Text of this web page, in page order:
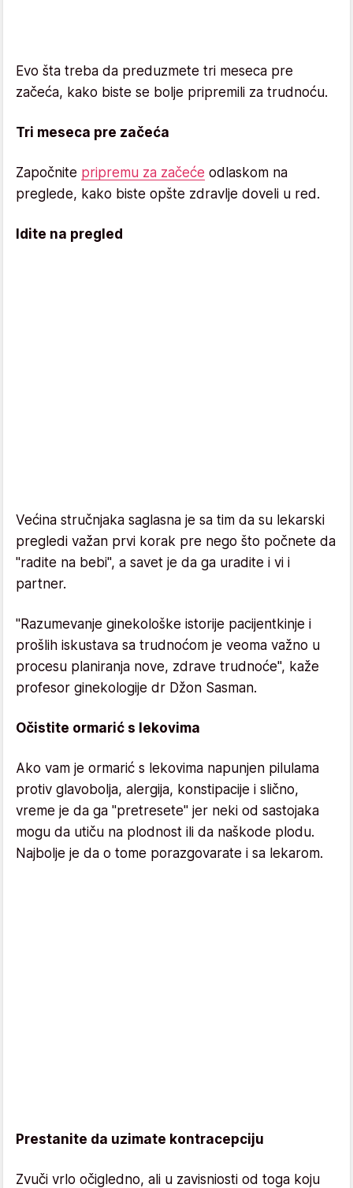
Evo šta treba da preduzmete tri meseca pre
začeća, kako biste se bolje pripremili za trudnoću.
Tri meseca pre začeća
Započnite pripremu za začeće odlaskom na
preglede, kako biste opšte zdravlje doveli u red.
Idite na pregled
Većina stručnjaka saglasna je sa tim da su lekarski
pregledi važan prvi korak pre nego što počnete da
"radite na bebi", a savet je da ga uradite i vi i
partner.
"Razumevanje ginekološke istorije pacijentkinje i
prošlih iskustava sa trudnoćom je veoma važno u
procesu planiranja nove, zdrave trudnoće", kaže
profesor ginekologije dr Džon Sasman.
Očistite ormarić s lekovima
Ako vam je ormarić s lekovima napunjen pilulama
protiv glavobolja, alergija, konstipacije i slično,
vreme je da ga "pretresete" jer neki od sastojaka
mogu da utiču na plodnost ili da naškode plodu.
Najbolje je da o tome porazgovarate i sa lekarom.
Prestanite da uzimate kontracepciju
Zvuči vrlo očigledno, ali u zavisniosti od toga koju